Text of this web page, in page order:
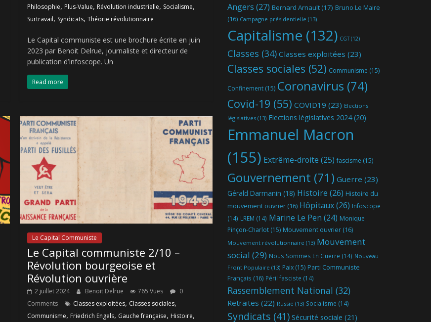
Philosophie, Plus-Value, Révolution industrielle, Socialisme,
Surtravail, Syndicats,Théorie révolutionnaire
Le Capital communiste est une brochure écrite en juin
2023 par Benoit Delrue, journaliste et directeur de
publication d’Infoscope. Un
Read more
Le Capital Communiste
Le Capital communiste 2/10 –
Révolution bourgeoise et
Révolution ouvrière
2 juillet 2024 Benoit Delrue 765 Vues
0
Comments
Classes exploitées, Classes sociales,
Communisme, Friedrich Engels, Gauche française, Histoire,
Angers (27) Bernard Arnault (17) Bruno Le Maire
(16) Campagne présidentielle (13)
Capitalisme (132) CGT(12)
Classes (34) Classes exploitées (23)
Classes sociales (52) Communisme (15)
Confinement (15) Coronavirus (74)
Covid-19 (55) COVID19 (23) Elections
législatives (13) Elections législatives 2024(20)
Emmanuel Macron
(155) Extrême-droite (25) fascisme (15)
Gouvernement (71) Guerre (23)
Gérald Darmanin (18) Histoire (26) Histoire du
mouvement ouvrier (16) Hôpitaux(26) Infoscope
(14) LREM (14) Marine Le Pen (24) Monique
Pinçon-Charlot (15) Mouvement ouvrier (16)
Mouvement révolutionnaire (13) Mouvement
social (29) Nous Sommes En Guerre (14) Nouveau
Front Populaire (13) Paix (15) Parti Communiste
Français (16) Péril fasciste (14)
Rassemblement National (32)
Retraites (22) Russie (13) Socialisme (14)
Syndicats (41) Sécurité sociale (21)